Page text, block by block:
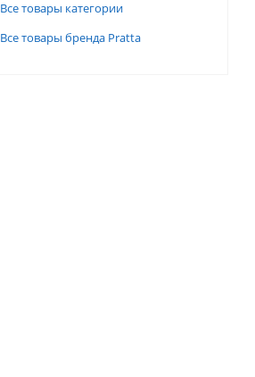
Все товары категории
Все товары бренда Pratta